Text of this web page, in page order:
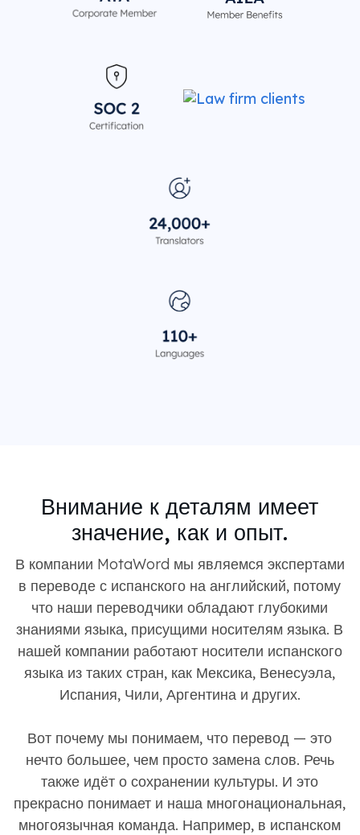
Внимание к деталям имеет
значение, как и опыт.
В компании MotaWord мы являемся экспертами
в переводе с испанского на английский, потому
что наши переводчики обладают глубокими
знаниями языка, присущими носителям языка. В
нашей компании работают носители испанского
языка из таких стран, как Мексика, Венесуэла,
Испания, Чили, Аргентина и других.
Вот почему мы понимаем, что перевод — это
нечто большее, чем просто замена слов. Речь
также идёт о сохранении культуры. И это
прекрасно понимает и наша многонациональная,
многоязычная команда. Например, в испанском